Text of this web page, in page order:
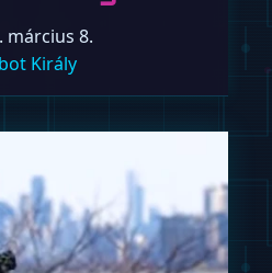
március 8.
Király